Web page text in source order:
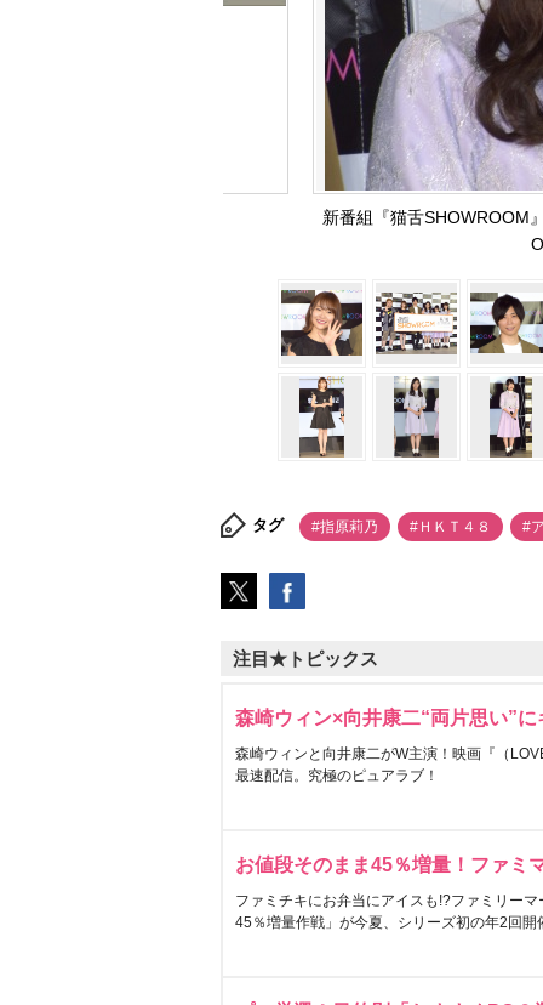
新番組『猫舌SHOWROOM
タグ #指原莉乃 #ＨＫＴ４８ #
注目★トピックス
森崎ウィン×向井康二“両片思い”
森崎ウィンと向井康二がW主演！映画『（
最速配信。究極のピュアラブ！
お値段そのまま45％増量！ファミ
ファミチキにお弁当にアイスも!?ファミリー
45％増量作戦」が今夏、シリーズ初の年2回開